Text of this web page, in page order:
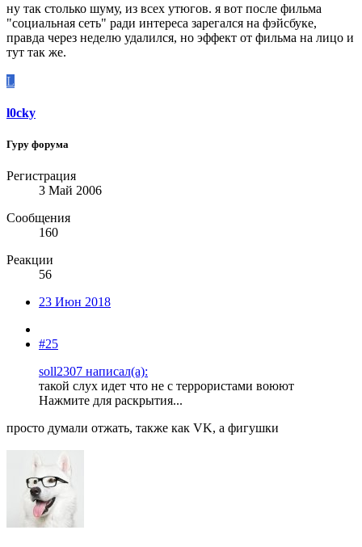
ну так столько шуму, из всех утюгов. я вот после фильма
"социальная сеть" ради интереса зарегался на фэйсбуке,
правда через неделю удалился, но эффект от фильма на лицо и
тут так же.
L
l0cky
Гуру форума
Регистрация
3 Май 2006
Сообщения
160
Реакции
56
23 Июн 2018
#25
soll2307 написал(а):
такой слух идет что не с террористами воюют
Нажмите для раскрытия...
просто думали отжать, также как VK, а фигушки